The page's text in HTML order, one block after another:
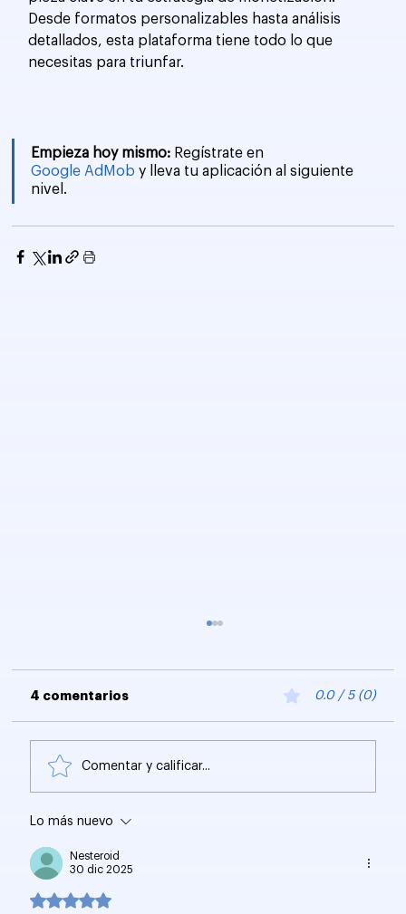
Desde formatos personalizables hasta análisis
detallados, esta plataforma tiene todo lo que
necesitas para triunfar.
Empieza hoy mismo: Regístrate en
Google AdMob y lleva tu aplicación al siguiente
nivel.
de Marca en 2025?
4 comentarios 0.0 / 5 (0)
Comentar y calificar...
Lo más nuevo
Nesteroid
30 dic 2025
Obtuvo 5 de 5 estrellas.